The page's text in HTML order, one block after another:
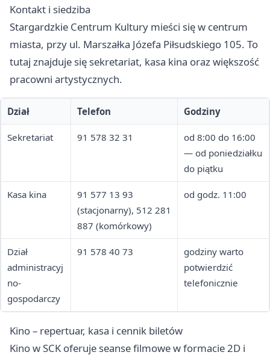
Kontakt i siedziba
Stargardzkie Centrum Kultury mieści się w centrum
miasta, przy ul. Marszałka Józefa Piłsudskiego 105. To
tutaj znajduje się sekretariat, kasa kina oraz większość
pracowni artystycznych.
Dział Telefon Godziny
Sekretariat 91 578 32 31
od 8:00 do 16:00
— od poniedziałku
do piątku
Kasa kina
91 577 13 93
(stacjonarny), 512 281
887 (komórkowy)
od godz. 11:00
Dział
administracyj
no-
gospodarczy
91 578 40 73
godziny warto
potwierdzić
telefonicznie
Kino – repertuar, kasa i cennik biletów
Kino w SCK oferuje seanse filmowe w formacie 2D i